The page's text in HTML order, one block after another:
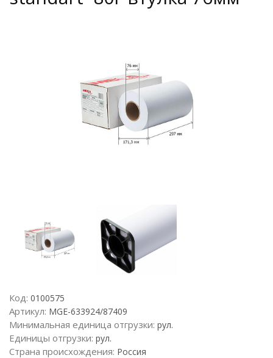
Код: 0100575
Артикул: MGE-633924/87409
Минимальная единица отгрузки: рул.
Единицы отгрузки: рул.
Страна происхождения: Россия